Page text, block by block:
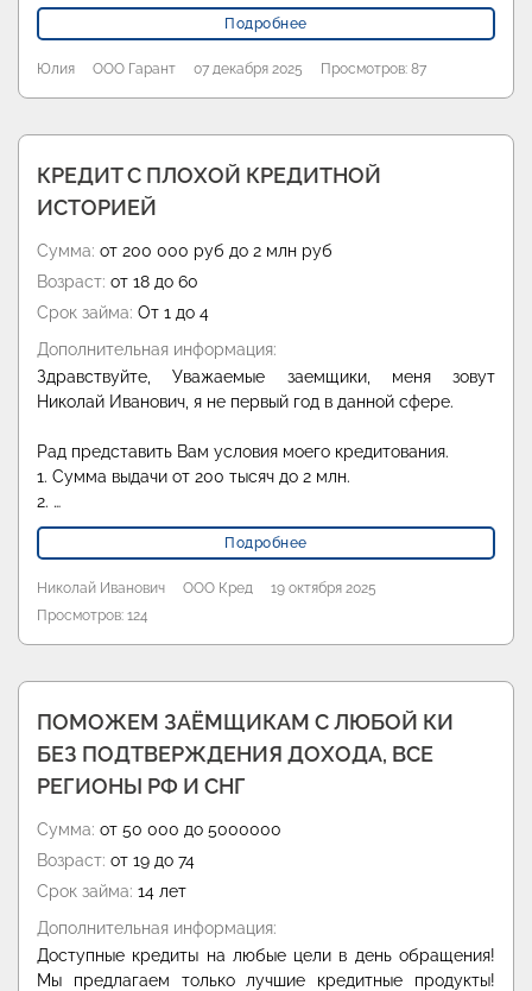
Подробнее
Юлия ООО Гарант 07 декабря 2025 Просмотров: 87
КРЕДИТ С ПЛОХОЙ КРЕДИТНОЙ
ИСТОРИЕЙ
Сумма: от 200 000 руб до 2 млн руб
Возраст: от 18 до 60
Срок займа: От 1 до 4
Дополнительная информация:
Здравствуйте, Уважаемые заемщики, меня зовут
Николай Иванович, я не первый год в данной сфере.
Рад представить Вам условия моего кредитования.
1. Сумма выдачи от 200 тысяч до 2 млн.
2. …
Подробнее
Николай Иванович ООО Кред
19 октября 2025
Просмотров: 124
ПОМОЖЕМ ЗАЁМЩИКАМ С ЛЮБОЙ КИ
БЕЗ ПОДТВЕРЖДЕНИЯ ДОХОДА, ВСЕ
РЕГИОНЫ РФ И СНГ
Сумма: от 50 000 до 5000000
Возраст: от 19 до 74
Срок займа: 14 лет
Дополнительная информация:
Доступные кредиты на любые цели в день обращения!
Мы предлагаем только лучшие кредитные продукты!